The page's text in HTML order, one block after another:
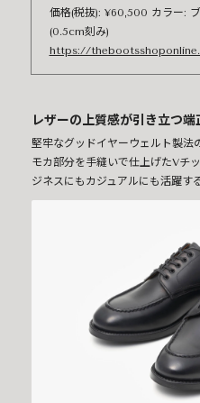
価格(税抜): ¥60,500 カラー:
(0.5cm刻み)
https://
レザーの上質感が引き立つ端
堅牢なグッドイヤーウェルト製
モカ部分を手縫いで仕上げたVチ
ジネスにもカジュアルにも活躍する